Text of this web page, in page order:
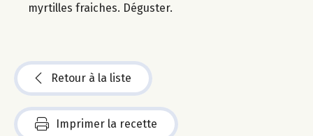
myrtilles fraiches. Déguster.
Retour à la liste
Imprimer la recette